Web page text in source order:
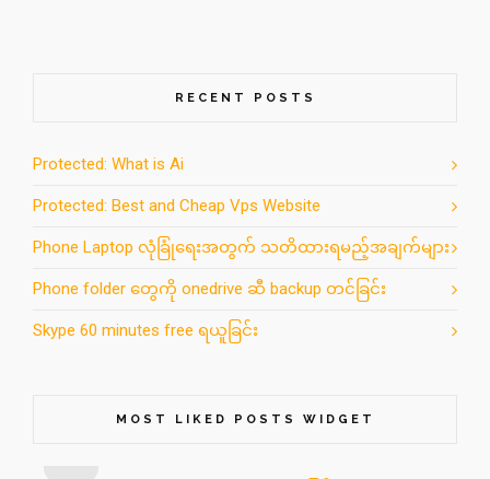
RECENT POSTS
Protected: What is Ai
Protected: Best and Cheap Vps Website
Phone Laptop လုံခြုံရေးအတွက် သတိထားရမည့်အချက်များ
Phone folder တွေကို onedrive ဆီ backup တင်ခြင်း
Skype 60 minutes free ရယူခြင်း
MOST LIKED POSTS WIDGET